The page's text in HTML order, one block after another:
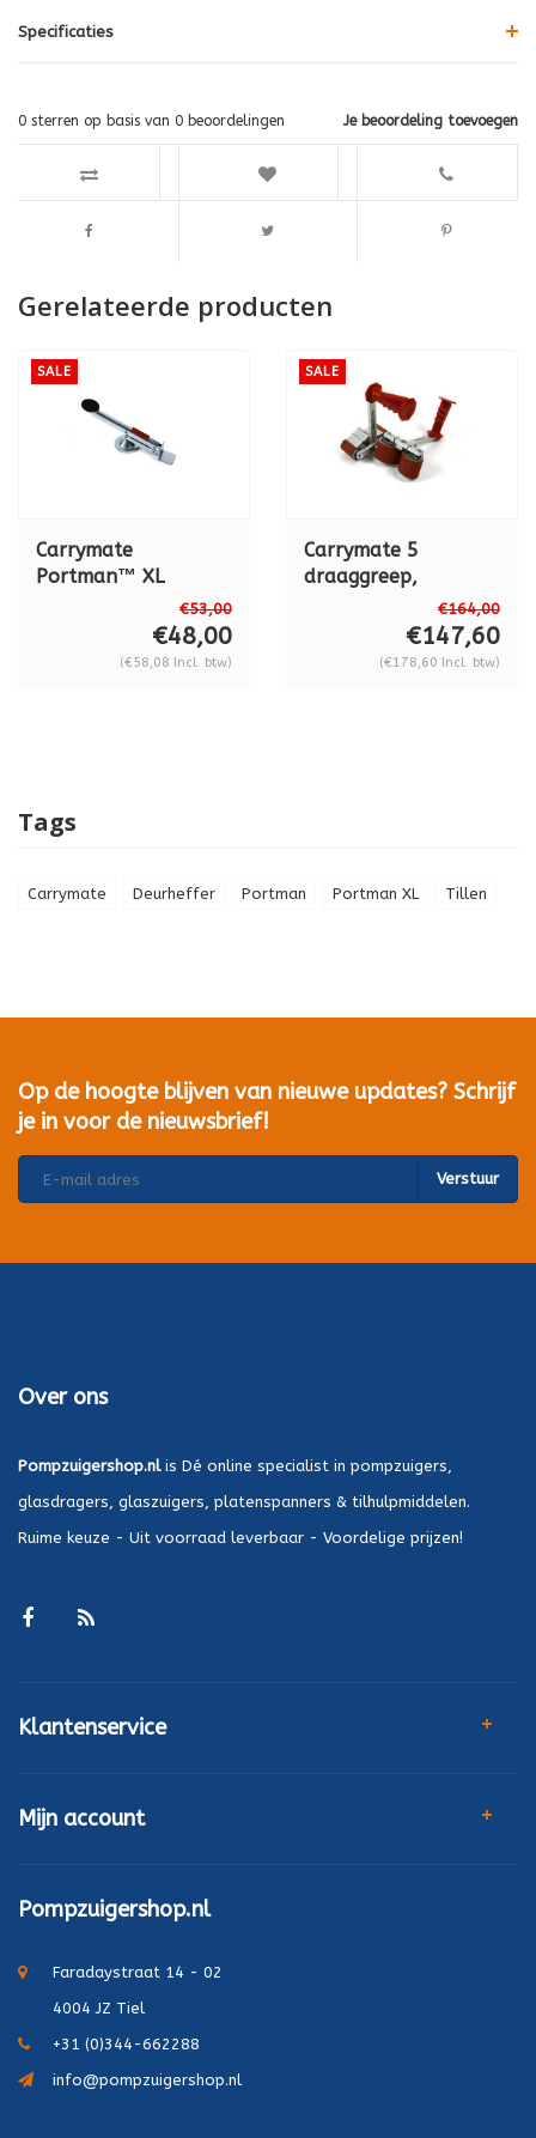
Specificaties
Je beoordeling toevoegen
0 sterren op basis van 0 beoordelingen
Gerelateerde producten
SALE
Carrymate
Portman™ XL
€53,00
€48,00
(€58,08 Incl. btw)
SALE
Carrymate 5
draaggreep,
spanwijdte 0 - 80€164,00
€147,60
(€178,60 Incl. btw)
Tags
Carrymate Deurheffer Portman Portman XL Tillen
Op de hoogte blijven van nieuwe updates? Schrijf
je in voor de nieuwsbrief!
Verstuur
Over ons
Pompzuigershop.nlis Dé online specialist in pompzuigers,
glasdragers, glaszuigers, platenspanners & tilhulpmiddelen.
Ruime keuze - Uit voorraad leverbaar - Voordelige prijzen!
Klantenservice
Mijn account
Pompzuigershop.nl
Faradaystraat 14 - 02
4004 JZ Tiel
+31 (0)344-662288
info@pompzuigershop.nl